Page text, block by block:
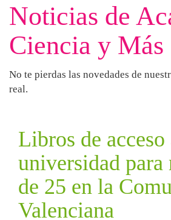
Noticias de
Ciencia y Más
No te pierdas las novedades de
real.
Libros de acceso
universidad para
de 25 en la
Valenciana